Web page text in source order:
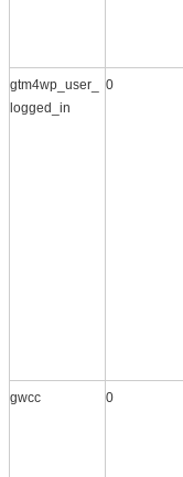
gtm4wp_user_
logged_in
0
gwcc 0